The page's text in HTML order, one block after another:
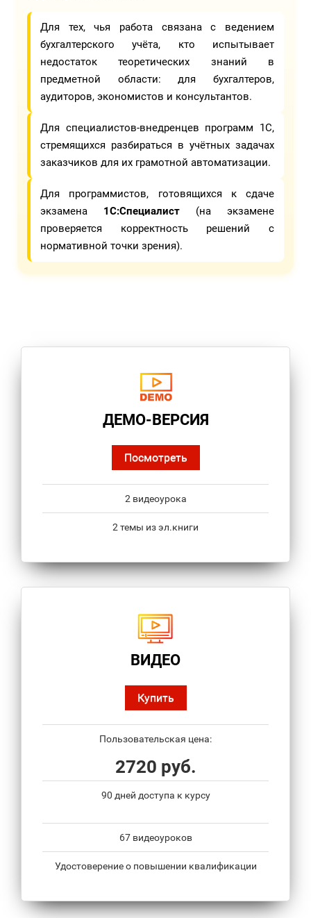
Для тех, чья работа связана с ведением
бухгалтерского учёта, кто испытывает
недостаток теоретических знаний в
предметной области: для бухгалтеров,
аудиторов, экономистов и консультантов.
Для специалистов-внедренцев программ 1С,
стремящихся разбираться в учётных задачах
заказчиков для их грамотной автоматизации.
Для программистов, готовящихся к сдаче
экзамена 1С:Специалист (на экзамене
проверяется корректность решений с
нормативной точки зрения).
ДЕМО-ВЕРСИЯ
Посмотреть
2 видеоурока
2 темы из эл.книги
ВИДЕО
Купить
Пользовательская цена:
2720 руб.
90 дней доступа к курсу
67 видеоуроков
Удостоверение о повышении квалификации